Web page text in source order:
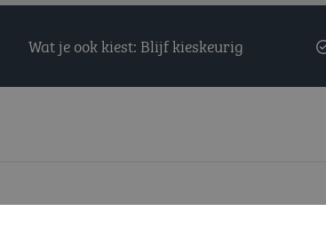
Wat je ook kiest: Blijf kieskeurig